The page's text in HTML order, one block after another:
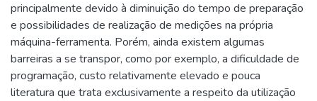
principalmente devido à diminuição do tempo de preparação
e possibilidades de realização de medições na própria
máquina-ferramenta. Porém, ainda existem algumas
barreiras a se transpor, como por exemplo, a dificuldade de
programação, custo relativamente elevado e pouca
literatura que trata exclusivamente a respeito da utilização